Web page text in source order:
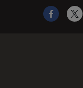
Facebook
X